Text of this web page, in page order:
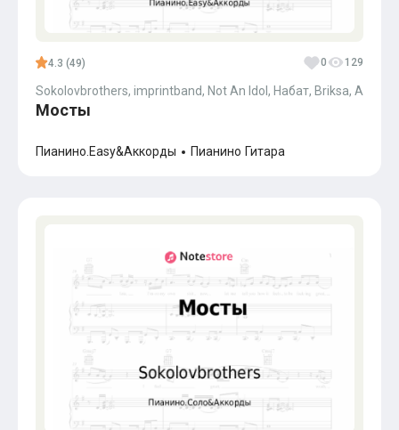
4.3 (49) 0 129
Sokolovbrothers, imprintband, Not An Idol, Набат, Briksa, Andrei
Мосты
Пианино.Easy&Аккорды Пианино Гитара